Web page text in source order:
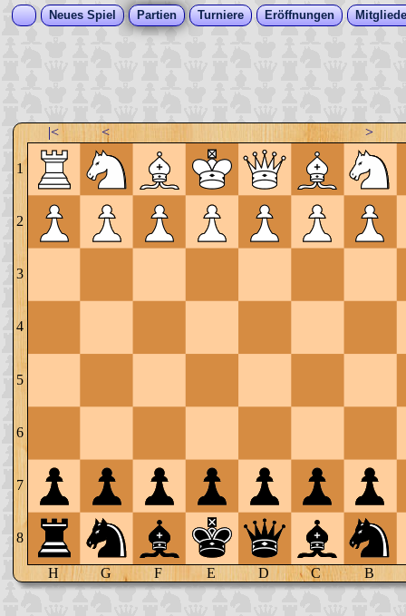
Neues Spiel Partien Turniere Eröffnungen
|< < >
1
2
3
4
5
6
7
8
H G F E D C B